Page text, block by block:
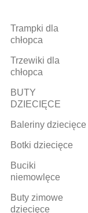
Trampki dla
chłopca
Trzewiki dla
chłopca
BUTY
DZIECIĘCE
Baleriny dziecięce
Botki dziecięce
Buciki
niemowlęce
Buty zimowe
dziecięce